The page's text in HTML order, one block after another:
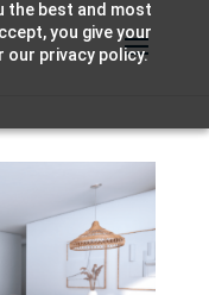
the best and most
you give your
our privacy policy.